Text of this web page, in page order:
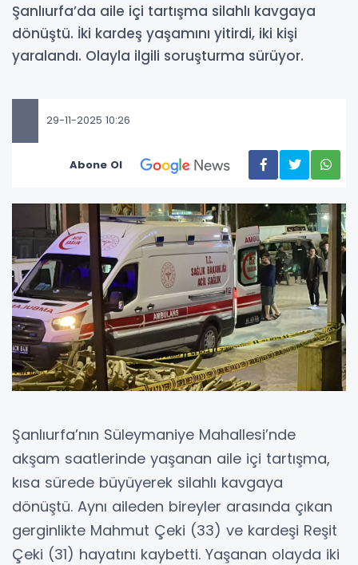
Şanlıurfa’da aile içi tartışma silahlı kavgaya
dönüştü. İki kardeş yaşamını yitirdi, iki kişi
yaralandı. Olayla ilgili soruşturma sürüyor.
29-11-2025 10:26
Abone Ol
Şanlıurfa’nın Süleymaniye Mahallesi’nde
akşam saatlerinde yaşanan aile içi tartışma,
kısa sürede büyüyerek silahlı kavgaya
dönüştü. Aynı aileden bireyler arasında çıkan
gerginlikte Mahmut Çeki (33) ve kardeşi Reşit
Çeki (31) hayatını kaybetti. Yaşanan olayda iki